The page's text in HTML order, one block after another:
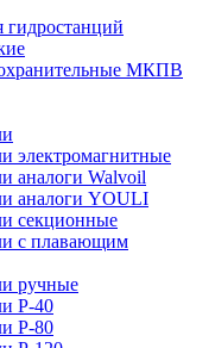
МКПВ
электромагнитные
аналоги Walvoil
аналоги YOULI
секционные
с плавающим
ручные
Р-40
Р-80